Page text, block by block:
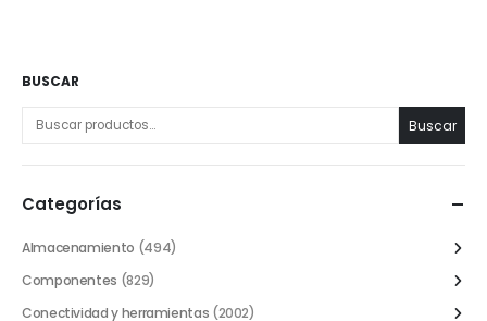
BUSCAR
Buscar
Categorías
Almacenamiento (494)
Componentes (829)
Conectividad y herramientas (2002)